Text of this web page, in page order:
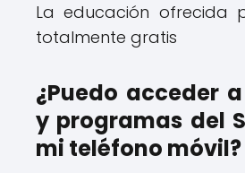
La educación ofrecida
totalmente gratis
¿Puedo acceder
y programas del
mi teléfono móvil?